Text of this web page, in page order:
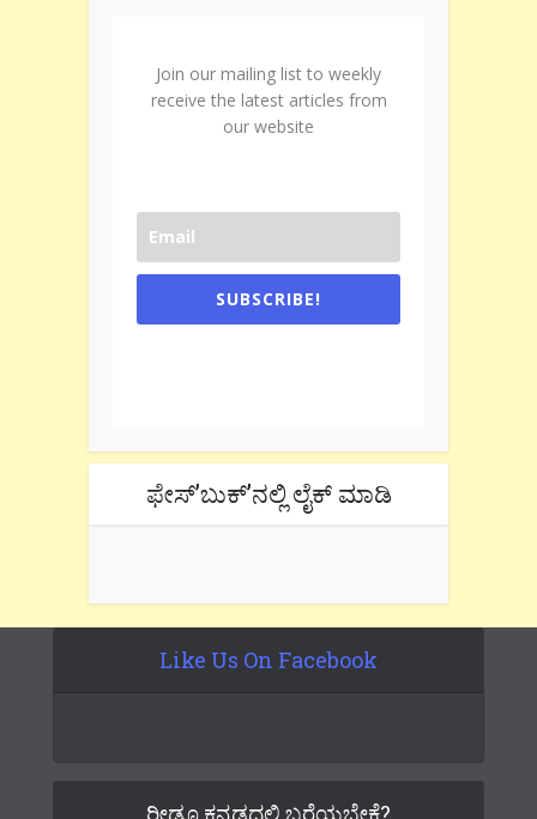
Join our mailing list to weekly
receive the latest articles from
our website
SUBSCRIBE!
ಫೇಸ್’ಬುಕ್’ನಲ್ಲಿ ಲೈಕ್ ಮಾಡಿ
Like Us On Facebook
ರೀಡೂ ಕನ್ನಡದಲ್ಲಿ ಬರೆಯಬೇಕೆ?